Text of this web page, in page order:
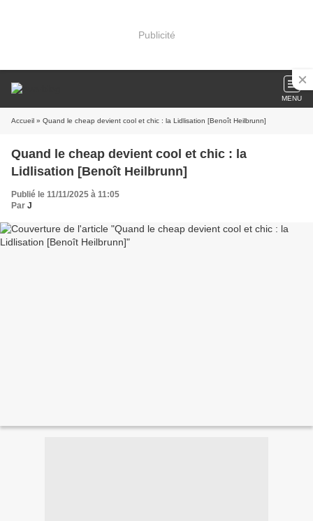
Publicité
MENU
Accueil » Quand le cheap devient cool et chic : la Lidlisation [Benoît Heilbrunn]
Quand le cheap devient cool et chic : la
Lidlisation [Benoît Heilbrunn]
Publié le 11/11/2025 à 11:05
Par J